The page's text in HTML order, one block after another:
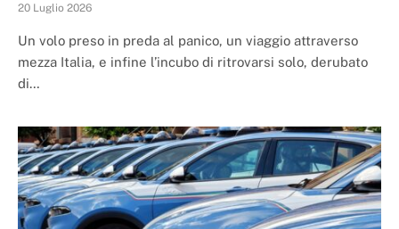
20 Luglio 2026
Un volo preso in preda al panico, un viaggio attraverso
mezza Italia, e infine l’incubo di ritrovarsi solo, derubato
di…